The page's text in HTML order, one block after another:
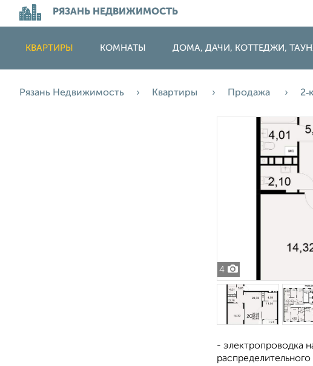
РЯЗАНЬ НЕДВИЖИМОСТЬ
КВАРТИРЫ КОМНАТЫ ДОМА, ДАЧИ, КОТТЕДЖИ,
Рязань Недвижимость Квартиры Продажа
4
- электропроводка